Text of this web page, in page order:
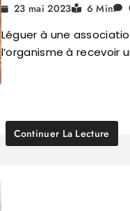
23 mai 2023 6 Min
Léguer à une
l’organisme à recevoir
Continuer La Lecture